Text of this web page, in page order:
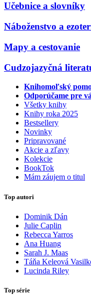
Učebnice a slovníky
Náboženstvo a
Mapy a cestovanie
Cudzojazyčná
Knihomoľský
Odporúčame pre
Všetky knihy
Knihy roka 2025
Bestsellery
Novinky
Pripravované
Akcie a zľavy
Kolekcie
BookTok
Mám záujem o titul
Top autori
Dominik Dán
Julie Caplin
Rebecca Yarros
Ana Huang
Sarah J. Maas
Táňa Keleová
Lucinda Riley
Top série